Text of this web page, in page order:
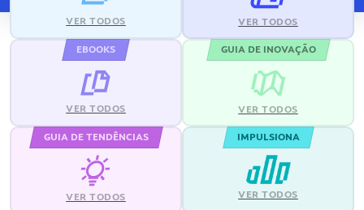
VER TODOS VER TODOS
EBOOKS
VER TODOS
GUIA DE INOVAÇÃO
VER TODOS
GUIA DE TENDÊNCIAS
VER TODOS
IMPULSIONA
VER TODOS